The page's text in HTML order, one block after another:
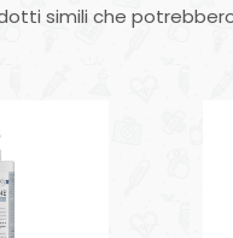
simili che